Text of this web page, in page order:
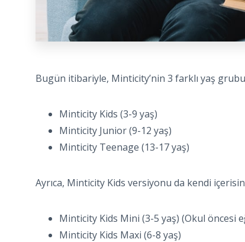
Bugün itibariyle, Minticity’nin 3 farklı yaş
Minticity Kids (3-9 yaş)
Minticity Junior (9-12 yaş)
Minticity Teenage (13-17 yaş)
Ayrıca, Minticity Kids versiyonu da kendi
Minticity Kids Mini (3-5 yaş) (Okul öncesi
Minticity Kids Maxi (6-8 yaş)